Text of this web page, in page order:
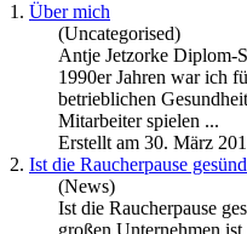
1. Über mich
(Uncategorised)
Antje Jetzorke Diplom-
1990er Jahren war ich
betrieblichen
Mitarbeiter spielen ...
Erstellt am 30. März
2. Ist die Raucherpause
(News)
Ist die Raucherpause